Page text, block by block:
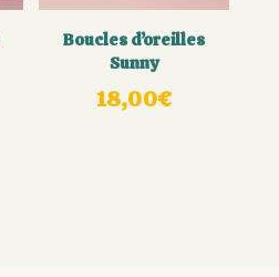
Boucles d’oreilles
Sunny
18,00€